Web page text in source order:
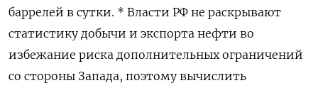
баррелей в сутки. * Власти РФ не раскрывают
статистику добычи и экспорта нефти во
избежание риска дополнительных ограничений
со стороны Запада, поэтому вычислить